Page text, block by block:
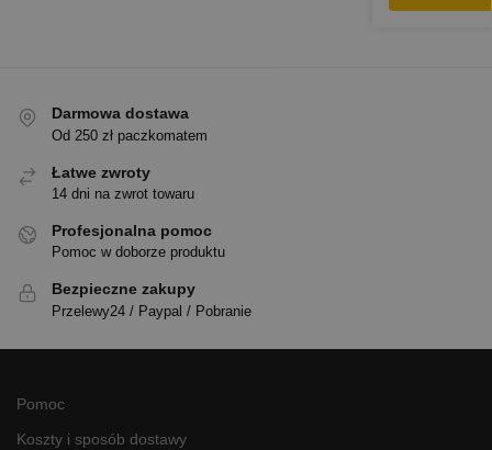
Darmowa dostawa
Od 250 zł paczkomatem
Łatwe zwroty
14 dni na zwrot towaru
Profesjonalna pomoc
Pomoc w doborze produktu
Bezpieczne zakupy
Przelewy24 / Paypal / Pobranie
Pomoc
Koszty i sposób dostawy